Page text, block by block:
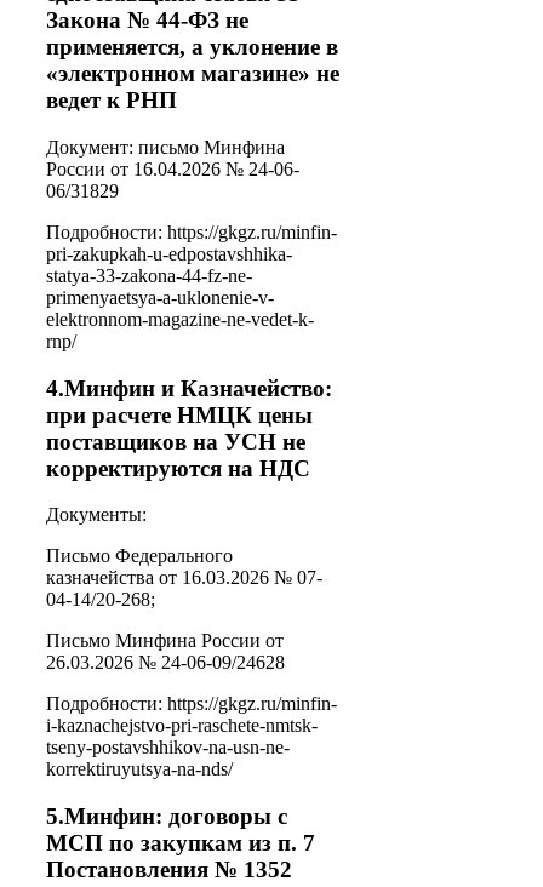
Закона № 44-ФЗ не
применяется, а уклонение в
«электронном магазине» не
ведет к РНП
Документ: письмо Минфина
России от 16.04.2026 № 24-06-
06/31829
Подробности: https://gkgz.ru/minfin-
pri-zakupkah-u-edpostavshhika-
statya-33-zakona-44-fz-ne-
primenyaetsya-a-uklonenie-v-
elektronnom-magazine-ne-vedet-k-
rnp/
4.Минфин и Казначейство:
при расчете НМЦК цены
поставщиков на УСН не
корректируются на НДС
Документы:
Письмо Федерального
казначейства от 16.03.2026 № 07-
04-14/20-268;
Письмо Минфина России от
26.03.2026 № 24-06-09/24628
Подробности: https://gkgz.ru/minfin-
i-kaznachejstvo-pri-raschete-nmtsk-
tseny-postavshhikov-na-usn-ne-
korrektiruyutsya-na-nds/
5.Минфин: договоры с
МСП по закупкам из п. 7
Постановления № 1352